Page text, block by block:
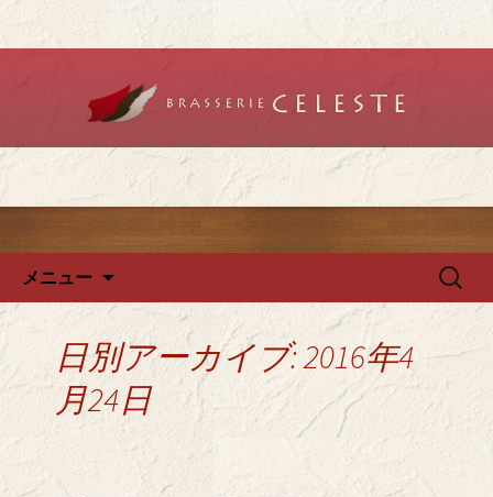
堺のフレンチ「ブラッスリー
セレスト」で、ランチ・ディ
ナーを
堺のフレンチ「ブラットリーセレス
ト」で記念日やデートを
メニュー
検
日別アーカイブ: 2016年4
月24日